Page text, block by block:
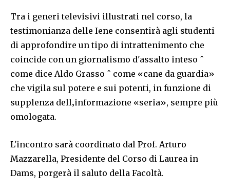
Tra i generi televisivi illustrati nel corso, la
testimonianza delle Iene consentirà agli studenti
di approfondire un tipo di intrattenimento che
coincide con un giornalismo d'assalto inteso ˆ
come dice Aldo Grasso ˆ come «cane da guardia»
che vigila sul potere e sui potenti, in funzione di
supplenza dell‚informazione «seria», sempre più
omologata.
L'incontro sarà coordinato dal Prof. Arturo
Mazzarella, Presidente del Corso di Laurea in
Dams, porgerà il saluto della Facoltà.